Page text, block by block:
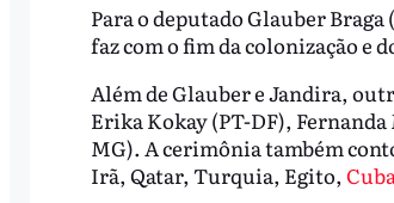
Para o deputado Glauber Braga
faz com o fim da colonização e
Além de Glauber e Jandira,
Erika Kokay (PT-DF),
MG). A cerimônia também
Irã, Qatar, Turquia, Egito, Cuba